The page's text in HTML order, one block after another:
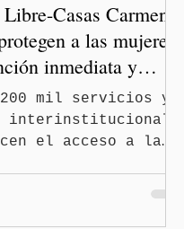
Casas Carmen
a las mujeres
inmediata y
feminicidios
200 mil servicios y
interinstitucional
el acceso a la